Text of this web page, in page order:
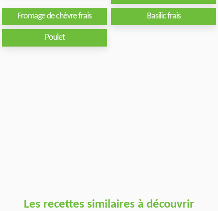
Fromage de chèvre frais Basilic frais
Poulet
Les recettes similaires à découvrir